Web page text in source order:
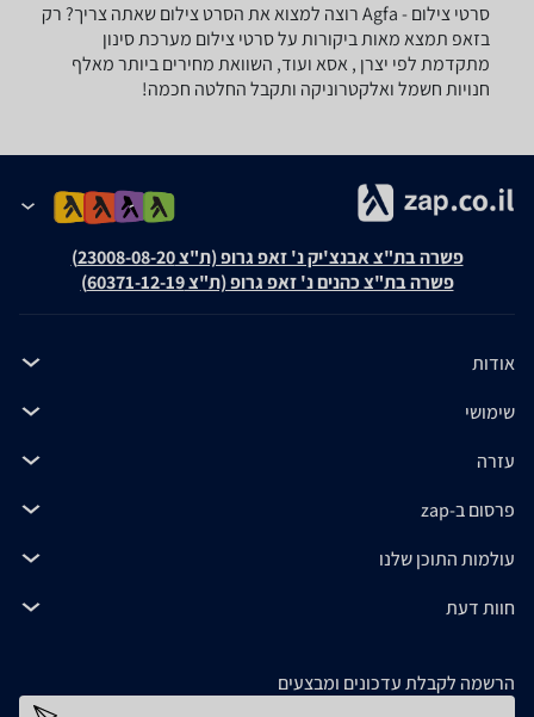
סרטי צילום - ‏Agfa רוצה למצוא את הסרט צילום שאתה צריך? רק
בזאפ תמצא מאות ביקורות על סרטי צילום מערכת סינון
מתקדמת לפי יצרן , אסא ועוד, השוואת מחירים ביותר מאלף
חנויות חשמל ואלקטרוניקה ותקבל החלטה חכמה!
פשרה בת"צ אבנצ'יק נ' זאפ גרופ (ת"צ 23008-08-20)
פשרה בת"צ כהנים נ' זאפ גרופ (ת"צ 60371-12-19)
אודות
שימושי
עזרה
פרסום ב-zap
עולמות התוכן שלנו
חוות דעת
הרשמה לקבלת עדכונים ומבצעים